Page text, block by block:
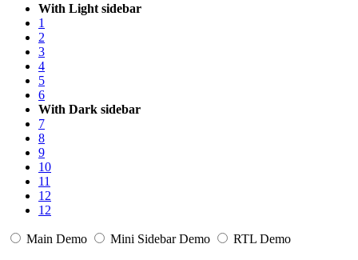
With Light sidebar
1
2
3
4
5
6
With Dark sidebar
7
8
9
10
11
12
12
Main Demo Mini Sidebar Demo RTL Demo